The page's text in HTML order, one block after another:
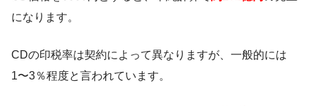
になります。
CDの印税率は契約によって異なりますが、一般的には
1〜3％程度と言われています。